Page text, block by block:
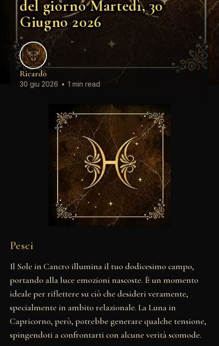
del giorno Martedì, 30
Giugno 2026
Ricardo
30 giu 2026 • 1 min read
Pesci
Il Sole in Cancro illumina il tuo dodicesimo campo,
portando alla luce emozioni nascoste. È un momento
ideale per riflettere su ciò che desideri veramente,
specialmente in ambito relazionale. La Luna in
Capricorno, però, potrebbe generare qualche tensione,
spingendoti a confrontarti con alcune verità scomode.